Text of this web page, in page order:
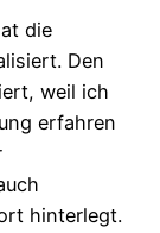
die
Den
weil ich
erfahren
hinterlegt.